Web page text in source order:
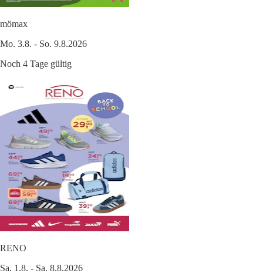
mömax
Mo. 3.8. - So. 9.8.2026
Noch 4 Tage gültig
RENO
Sa. 1.8. - Sa. 8.8.2026